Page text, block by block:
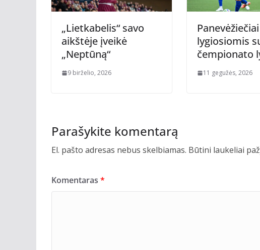
„Lietkabelis“ savo
aikštėje įveikė
„Neptūną“
9 birželio, 2026
lygiosiomis
čempionato
11 gegužės, 2026
Parašykite komentarą
El. pašto adresas nebus skelbiamas. Būtini laukeliai
Komentaras *